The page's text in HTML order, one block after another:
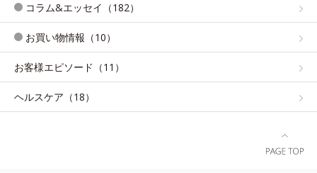
コラム&エッセイ（182）
お買い物情報（10）
お客様エピソード（11）
ヘルスケア（18）